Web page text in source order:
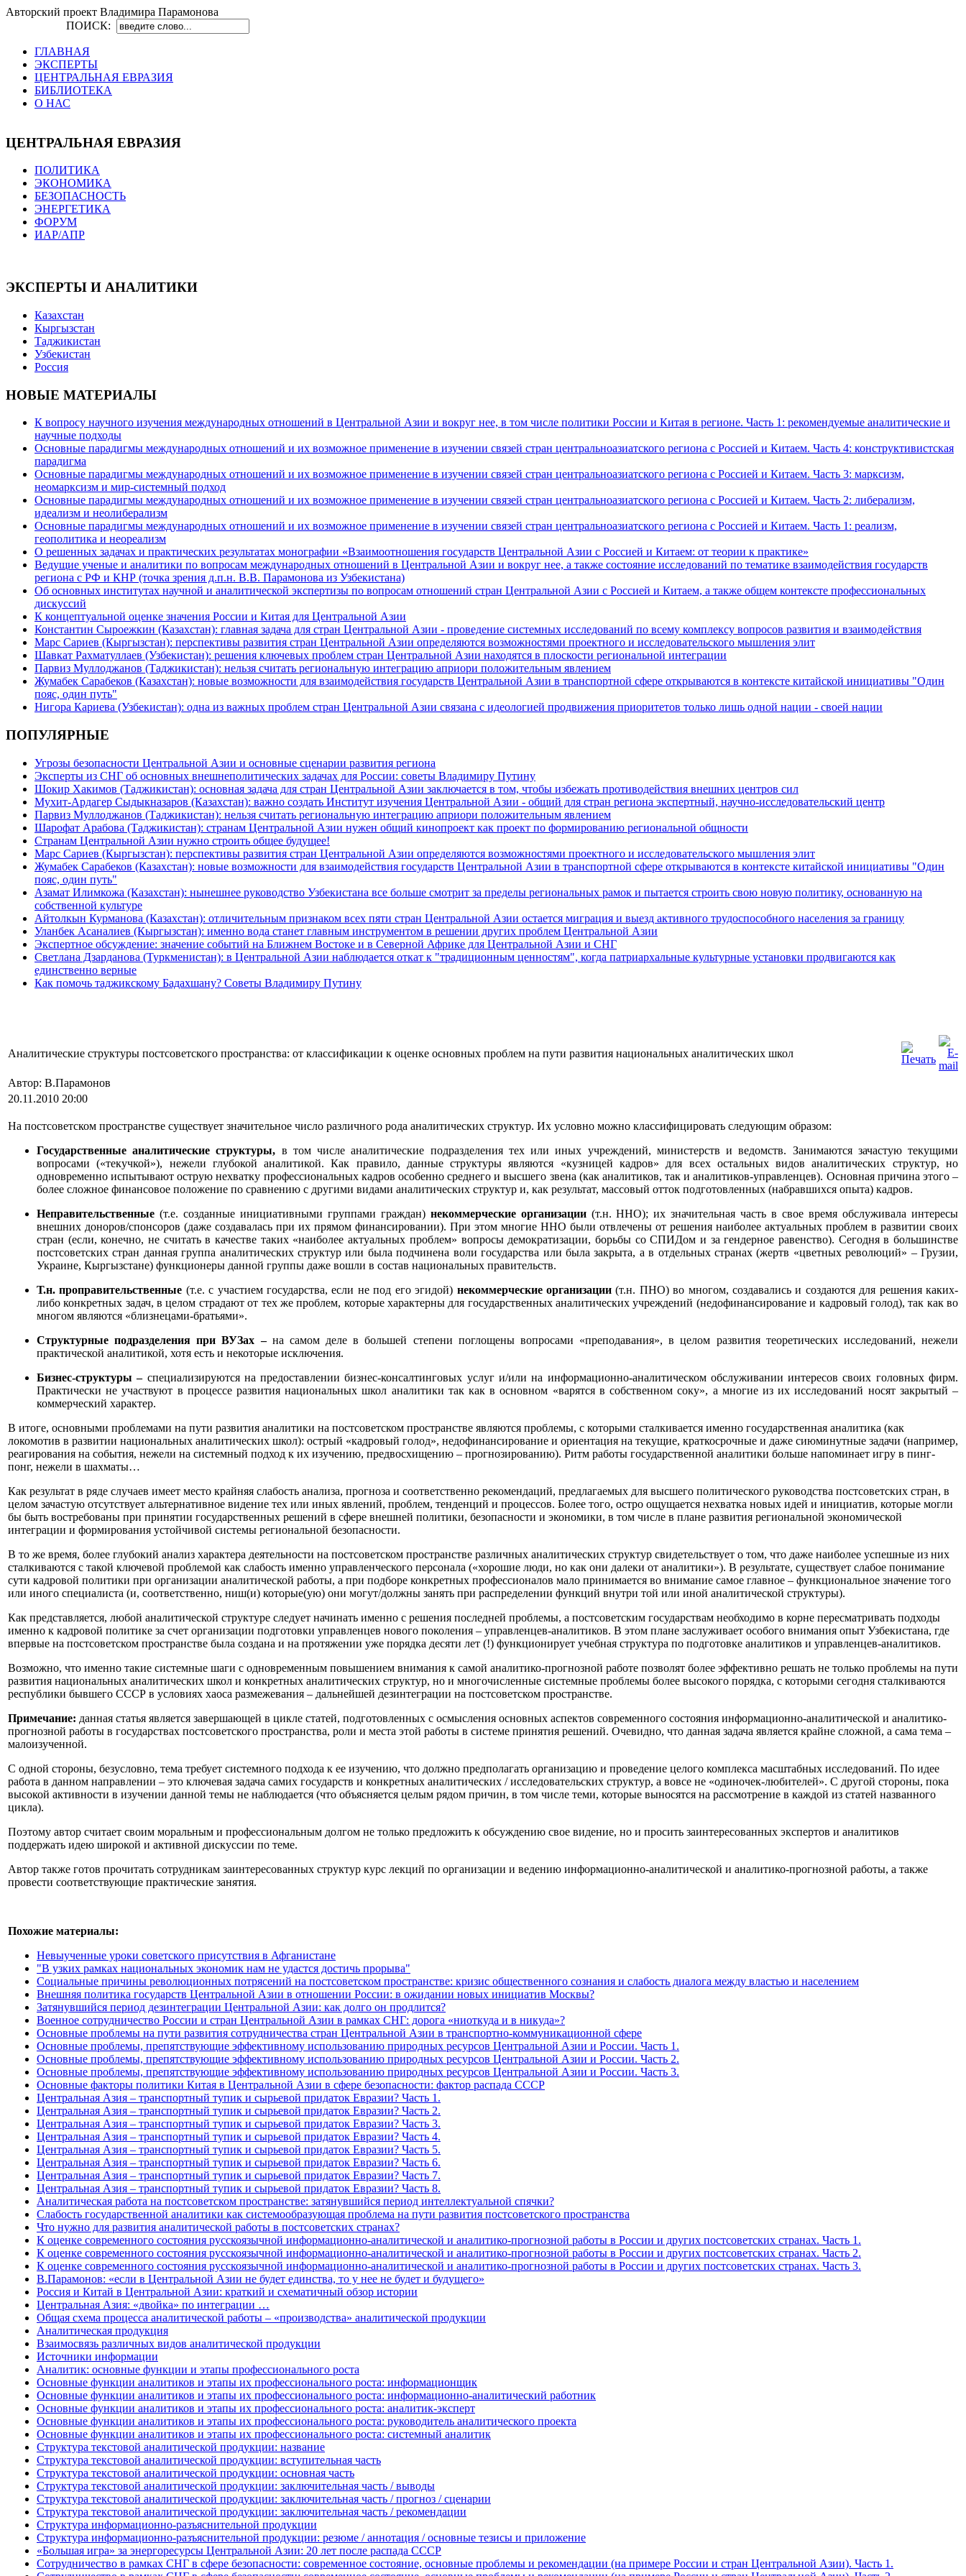
Авторский проект Владимира Парамонова
ПОИСК:
ГЛАВНАЯ
ЭКСПЕРТЫ
ЦЕНТРАЛЬНАЯ ЕВРАЗИЯ
БИБЛИОТЕКА
О НАС
ЦЕНТРАЛЬНАЯ ЕВРАЗИЯ
ПОЛИТИКА
ЭКОНОМИКА
БЕЗОПАСНОСТЬ
ЭНЕРГЕТИКА
ФОРУМ
ИАР/АПР
ЭКСПЕРТЫ И АНАЛИТИКИ
Казахстан
Кыргызстан
Таджикистан
Узбекистан
Россия
НОВЫЕ МАТЕРИАЛЫ
К вопросу научного изучения международных отношений в Центральной Азии и вокруг нее, в том числе политики России и Китая в регионе. Часть 1: рекомендуемые аналитические и
научные подходы
Основные парадигмы международных отношений и их возможное применение в изучении связей стран центральноазиатского региона с Россией и Китаем. Часть 4: конструктивистская
парадигма
Основные парадигмы международных отношений и их возможное применение в изучении связей стран центральноазиатского региона с Россией и Китаем. Часть 3: марксизм,
неомарксизм и мир-системный подход
Основные парадигмы международных отношений и их возможное применение в изучении связей стран центральноазиатского региона с Россией и Китаем. Часть 2: либерализм,
идеализм и неолиберализм
Основные парадигмы международных отношений и их возможное применение в изучении связей стран центральноазиатского региона с Россией и Китаем. Часть 1: реализм,
геополитика и неореализм
О решенных задачах и практических результатах монографии «Взаимоотношения государств Центральной Азии с Россией и Китаем: от теории к практике»
Ведущие ученые и аналитики по вопросам международных отношений в Центральной Азии и вокруг нее, а также состояние исследований по тематике взаимодействия государств
региона с РФ и КНР (точка зрения д.п.н. В.В. Парамонова из Узбекистана)
Об основных институтах научной и аналитической экспертизы по вопросам отношений стран Центральной Азии с Россией и Китаем, а также общем контексте профессиональных
дискуссий
К концептуальной оценке значения России и Китая для Центральной Азии
Константин Сыроежкин (Казахстан): главная задача для стран Центральной Азии - проведение системных исследований по всему комплексу вопросов развития и взаимодействия
Марс Сариев (Кыргызстан): перспективы развития стран Центральной Азии определяются возможностями проектного и исследовательского мышления элит
Шавкат Рахматуллаев (Узбекистан): решения ключевых проблем стран Центральной Азии находятся в плоскости региональной интеграции
Парвиз Муллоджанов (Таджикистан): нельзя считать региональную интеграцию априори положительным явлением
Жумабек Сарабеков (Казахстан): новые возможности для взаимодействия государств Центральной Азии в транспортной сфере открываются в контексте китайской инициативы "Один
пояс, один путь"
Нигора Кариева (Узбекистан): одна из важных проблем стран Центральной Азии связана с идеологией продвижения приоритетов только лишь одной нации - своей нации
ПОПУЛЯРНЫЕ
Угрозы безопасности Центральной Азии и основные сценарии развития региона
Эксперты из СНГ об основных внешнеполитических задачах для России: советы Владимиру Путину
Шокир Хакимов (Таджикистан): основная задача для стран Центральной Азии заключается в том, чтобы избежать противодействия внешних центров сил
Мухит-Ардагер Сыдыкназаров (Казахстан): важно создать Институт изучения Центральной Азии - общий для стран региона экспертный, научно-исследовательский центр
Парвиз Муллоджанов (Таджикистан): нельзя считать региональную интеграцию априори положительным явлением
Шарофат Арабова (Таджикистан): странам Центральной Азии нужен общий кинопроект как проект по формированию региональной общности
Странам Центральной Азии нужно строить общее будущее!
Марс Сариев (Кыргызстан): перспективы развития стран Центральной Азии определяются возможностями проектного и исследовательского мышления элит
Жумабек Сарабеков (Казахстан): новые возможности для взаимодействия государств Центральной Азии в транспортной сфере открываются в контексте китайской инициативы "Один
пояс, один путь"
Азамат Илимкожа (Казахстан): нынешнее руководство Узбекистана все больше смотрит за пределы региональных рамок и пытается строить свою новую политику, основанную на
собственной культуре
Айтолкын Курманова (Казахстан): отличительным признаком всех пяти стран Центральной Азии остается миграция и выезд активного трудоспособного населения за границу
Уланбек Асаналиев (Кыргызстан): именно вода станет главным инструментом в решении других проблем Центральной Азии
Экспертное обсуждение: значение событий на Ближнем Востоке и в Северной Африке для Центральной Азии и СНГ
Светлана Дзарданова (Туркменистан): в Центральной Азии наблюдается откат к "традиционным ценностям", когда патриархальные культурные установки продвигаются как
единственно верные
Как помочь таджикскому Бадахшану? Советы Владимиру Путину
Аналитические структуры постсоветского пространства: от классификации к оценке основных проблем на пути развития национальных аналитических школ
Автор: В.Парамонов
20.11.2010 20:00
На постсоветском пространстве существует значительное число различного рода аналитических структур. Их условно можно классифицировать следующим образом:
Государственные аналитические структуры, в том числе аналитические подразделения тех или иных учреждений, министерств и ведомств. Занимаются зачастую текущими
вопросами («текучкой»), нежели глубокой аналитикой. Как правило, данные структуры являются «кузницей кадров» для всех остальных видов аналитических структур, но
одновременно испытывают острую нехватку профессиональных кадров особенно среднего и высшего звена (как аналитиков, так и аналитиков-управленцев). Основная причина этого –
более сложное финансовое положение по сравнению с другими видами аналитических структур и, как результат, массовый отток подготовленных (набравшихся опыта) кадров.
Неправительственные (т.е. созданные инициативными группами граждан) некоммерческие организации(т.н. ННО); их значительная часть в свое время обслуживала интересы
внешних доноров/спонсоров (даже создавалась при их прямом финансировании). При этом многие ННО были отвлечены от решения наиболее актуальных проблем в развитии своих
стран (если, конечно, не считать в качестве таких «наиболее актуальных проблем» вопросы демократизации, борьбы со СПИДом и за гендерное равенство). Сегодня в большинстве
постсоветских стран данная группа аналитических структур или была подчинена воли государства или была закрыта, а в отдельных странах (жертв «цветных революций» – Грузии,
Украине, Кыргызстане) функционеры данной группы даже вошли в состав национальных правительств.
Т.н. проправительственные (т.е. с участием государства, если не под его эгидой) некоммерческие организации(т.н. ПНО) во многом, создавались и создаются для решения каких-
либо конкретных задач, в целом страдают от тех же проблем, которые характерны для государственных аналитических учреждений (недофинансирование и кадровый голод), так как во
многом являются «близнецами-братьями».
Структурные подразделения при ВУЗах – на самом деле в большей степени поглощены вопросами «преподавания», в целом развития теоретических исследований, нежели
практической аналитикой, хотя есть и некоторые исключения.
Бизнес-структуры – специализируются на предоставлении бизнес-консалтинговых услуг и/или на информационно-аналитическом обслуживании интересов своих головных фирм.
Практически не участвуют в процессе развития национальных школ аналитики так как в основном «варятся в собственном соку», а многие из их исследований носят закрытый –
коммерческий характер.
В итоге, основными проблемами на пути развития аналитики на постсоветском пространстве являются проблемы, с которыми сталкивается именно государственная аналитика (как
локомотив в развитии национальных аналитических школ): острый «кадровый голод», недофинансирование и ориентация на текущие, краткосрочные и даже сиюминутные задачи (например,
реагирования на события, нежели на системный подход к их изучению, предвосхищению – прогнозированию). Ритм работы государственной аналитики больше напоминает игру в пинг-
понг, нежели в шахматы…
Как результат в ряде случаев имеет место крайняя слабость анализа, прогноза и соответственно рекомендаций, предлагаемых для высшего политического руководства постсоветских стран, в
целом зачастую отсутствует альтернативное видение тех или иных явлений, проблем, тенденций и процессов. Более того, остро ощущается нехватка новых идей и инициатив, которые могли
бы быть востребованы при принятии государственных решений в сфере внешней политики, безопасности и экономики, в том числе в плане развития региональной экономической
интеграции и формирования устойчивой системы региональной безопасности.
В то же время, более глубокий анализ характера деятельности на постсоветском пространстве различных аналитических структур свидетельствует о том, что даже наиболее успешные из них
сталкиваются с такой ключевой проблемой как слабость именно управленческого персонала («хорошие люди, но как они далеки от аналитики»). В результате, существует слабое понимание
сути кадровой политики при организации аналитической работы, а при подборе конкретных профессионалов мало принимается во внимание самое главное – функциональное значение того
или иного специалиста (и, соответственно, ниш(и) которые(ую) они могут/должны занять при распределении функций внутри той или иной аналитической структуры).
Как представляется, любой аналитической структуре следует начинать именно с решения последней проблемы, а постсоветским государствам необходимо в корне пересматривать подходы
именно к кадровой политике за счет организации подготовки управленцев нового поколения – управленцев-аналитиков. В этом плане заслуживает особого внимания опыт Узбекистана, где
впервые на постсоветском пространстве была создана и на протяжении уже порядка десяти лет (!) функционирует учебная структура по подготовке аналитиков и управленцев-аналитиков.
Возможно, что именно такие системные шаги с одновременным повышением внимания к самой аналитико-прогнозной работе позволят более эффективно решать не только проблемы на пути
развития национальных аналитических школ и конкретных аналитических структур, но и многочисленные системные проблемы более высокого порядка, с которыми сегодня сталкиваются
республики бывшего СССР в условиях хаоса размежевания – дальнейшей дезинтеграции на постсоветском пространстве.
Примечание: данная статья является завершающей в цикле статей, подготовленных с осмысления основных аспектов современного состояния информационно-аналитической и аналитико-
прогнозной работы в государствах постсоветского пространства, роли и места этой работы в системе принятия решений. Очевидно, что данная задача является крайне сложной, а сама тема –
малоизученной.
С одной стороны, безусловно, тема требует системного подхода к ее изучению, что должно предполагать организацию и проведение целого комплекса масштабных исследований. По идее
работа в данном направлении – это ключевая задача самих государств и конкретных аналитических / исследовательских структур, а вовсе не «одиночек-любителей». С другой стороны, пока
высокой активности в изучении данной темы не наблюдается (что объясняется целым рядом причин, в том числе теми, которые выносятся на рассмотрение в каждой из статей названного
цикла).
Поэтому автор считает своим моральным и профессиональным долгом не только предложить к обсуждению свое видение, но и просить заинтересованных экспертов и аналитиков
поддержать идею широкой и активной дискуссии по теме.
Автор также готов прочитать сотрудникам заинтересованных структур курс лекций по организации и ведению информационно-аналитической и аналитико-прогнозной работы, а также
провести соответствующие практические занятия.
Похожие материалы:
Невыученные уроки советского присутствия в Афганистане
"В узких рамках национальных экономик нам не удастся достичь прорыва"
Социальные причины революционных потрясений на постсоветском пространстве: кризис общественного сознания и слабость диалога между властью и населением
Внешняя политика государств Центральной Азии в отношении России: в ожидании новых инициатив Москвы?
Затянувшийся период дезинтеграции Центральной Азии: как долго он продлится?
Военное сотрудничество России и стран Центральной Азии в рамках СНГ: дорога «ниоткуда и в никуда»?
Основные проблемы на пути развития сотрудничества стран Центральной Азии в транспортно-коммуникационной сфере
Основные проблемы, препятствующие эффективному использованию природных ресурсов Центральной Азии и России. Часть 1.
Основные проблемы, препятствующие эффективному использованию природных ресурсов Центральной Азии и России. Часть 2.
Основные проблемы, препятствующие эффективному использованию природных ресурсов Центральной Азии и России. Часть 3.
Основные факторы политики Китая в Центральной Азии в сфере безопасности: фактор распада СССР
Центральная Азия – транспортный тупик и сырьевой придаток Евразии? Часть 1.
Центральная Азия – транспортный тупик и сырьевой придаток Евразии? Часть 2.
Центральная Азия – транспортный тупик и сырьевой придаток Евразии? Часть 3.
Центральная Азия – транспортный тупик и сырьевой придаток Евразии? Часть 4.
Центральная Азия – транспортный тупик и сырьевой придаток Евразии? Часть 5.
Центральная Азия – транспортный тупик и сырьевой придаток Евразии? Часть 6.
Центральная Азия – транспортный тупик и сырьевой придаток Евразии? Часть 7.
Центральная Азия – транспортный тупик и сырьевой придаток Евразии? Часть 8.
Аналитическая работа на постсоветском пространстве: затянувшийся период интеллектуальной спячки?
Слабость государственной аналитики как системообразующая проблема на пути развития постсоветского пространства
Что нужно для развития аналитической работы в постсоветских странах?
К оценке современного состояния русскоязычной информационно-аналитической и аналитико-прогнозной работы в России и других постсоветских странах. Часть 1.
К оценке современного состояния русскоязычной информационно-аналитической и аналитико-прогнозной работы в России и других постсоветских странах. Часть 2.
К оценке современного состояния русскоязычной информационно-аналитической и аналитико-прогнозной работы в России и других постсоветских странах. Часть 3.
В.Парамонов: «если в Центральной Азии не будет единства, то у нее не будет и будущего»
Россия и Китай в Центральной Азии: краткий и схематичный обзор истории
Центральная Азия: «двойка» по интеграции …
Общая схема процесса аналитической работы – «производства» аналитической продукции
Аналитическая продукция
Взаимосвязь различных видов аналитической продукции
Источники информации
Аналитик: основные функции и этапы профессионального роста
Основные функции аналитиков и этапы их профессионального роста: информационщик
Основные функции аналитиков и этапы их профессионального роста: информационно-аналитический работник
Основные функции аналитиков и этапы их профессионального роста: аналитик-эксперт
Основные функции аналитиков и этапы их профессионального роста: руководитель аналитического проекта
Основные функции аналитиков и этапы их профессионального роста: системный аналитик
Структура текстовой аналитической продукции: название
Структура текстовой аналитической продукции: вступительная часть
Структура текстовой аналитической продукции: основная часть
Структура текстовой аналитической продукции: заключительная часть / выводы
Структура текстовой аналитической продукции: заключительная часть / прогноз / сценарии
Структура текстовой аналитической продукции: заключительная часть / рекомендации
Структура информационно-разъяснительной продукции
Структура информационно-разъяснительной продукции: резюме / аннотация / основные тезисы и приложение
«Большая игра» за энергоресурсы Центральной Азии: 20 лет после распада СССР
Сотрудничество в рамках СНГ в сфере безопасности: современное состояние, основные проблемы и рекомендации (на примере России и стран Центральной Азии). Часть 1.